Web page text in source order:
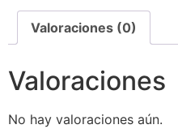
Valoraciones (0)
Valoraciones
No hay valoraciones aún.